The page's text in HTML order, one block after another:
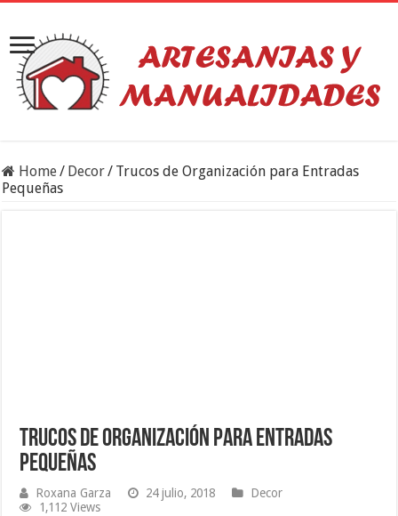
Home/ Decor/ Trucos de Organización para Entradas
Pequeñas
Trucos de Organización para Entradas
Pequeñas
Roxana Garza 24 julio, 2018
Decor
1,112 Views